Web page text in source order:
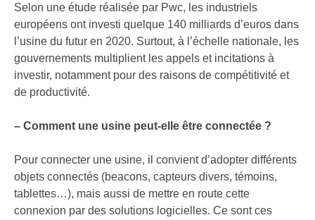
Selon une étude réalisée par Pwc, les industriels
européens ont investi quelque 140 milliards d’euros dans
l’usine du futur en 2020. Surtout, à l’échelle nationale, les
gouvernements multiplient les appels et incitations à
investir, notamment pour des raisons de compétitivité et
de productivité.
– Comment une usine peut-elle être connectée ?
Pour connecter une usine, il convient d’adopter différents
objets connectés (beacons, capteurs divers, témoins,
tablettes…), mais aussi de mettre en route cette
connexion par des solutions logicielles. Ce sont ces